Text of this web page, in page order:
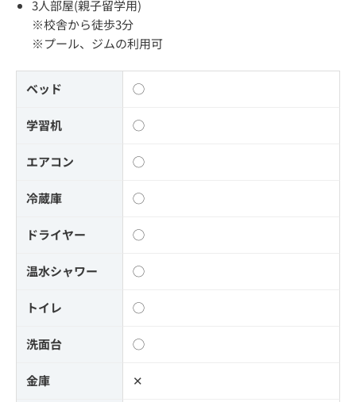
3人部屋(親子留学用)
※校舎から徒歩3分
※プール、ジムの利用可
ベッド ◯
学習机 ◯
エアコン ◯
冷蔵庫 ◯
ドライヤー ◯
温水シャワー ◯
トイレ ◯
洗面台 ◯
金庫 ✕